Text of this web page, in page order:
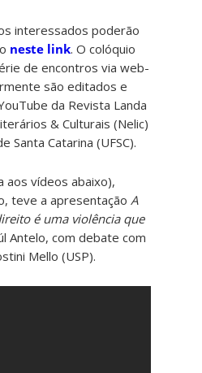
interessados poderão
neste link. O colóquio
de encontros via web-
são editados e
da Revista Landa
& Culturais (Nelic)
Santa Catarina (UFSC).
aos vídeos abaixo),
teve a apresentação A
é uma violência que
Antelo, com debate com
Mello (USP).